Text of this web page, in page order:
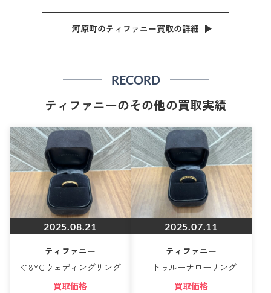
河原町のティファニー買取の詳細
RECORD
ティファニーのその他の買取実績
2025.08.21
ティファニー
K18YGウェディングリング
買取価格
2025.07.11
ティファニー
Tトゥルーナローリング
買取価格